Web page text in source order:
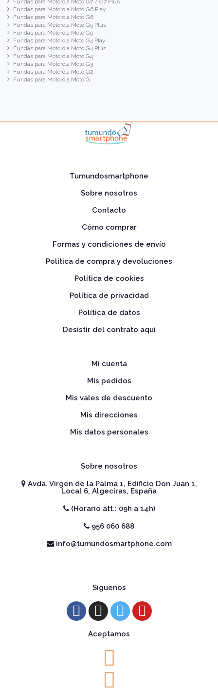
Fundas para Motorola Moto G6 Play
Fundas para Motorola Moto G6
Fundas para Motorola Moto G5 Plus
Fundas para Motorola Moto G5
Fundas para Motorola Moto G4 Play
Fundas para Motorola Moto G4 Plus
Fundas para Motorola Moto G4
Fundas para Motorola Moto G3
Fundas para Motorola Moto G2
Fundas para Motorola Moto G
Tumundosmartphone
Sobre nosotros
Contacto
Cómo comprar
Formas y condiciones de envío
Política de compra y devoluciones
Política de cookies
Política de privacidad
Política de datos
Desistir del contrato aquí
Mi cuenta
Mis pedidos
Mis vales de descuento
Mis direcciones
Mis datos personales
Sobre nosotros
Avda. Virgen de la Palma 1, Edificio Don Juan 1,
Local 6, Algeciras, España
(Horario att.: 09h a 14h)
956 060 688
info@tumundosmartphone.com
Síguenos
Aceptamos